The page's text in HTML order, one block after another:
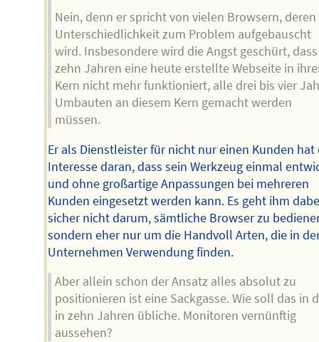
Nein, denn er spricht von vielen Browsern, deren
Unterschiedlichkeit zum Problem aufgebauscht
wird. Insbesondere wird die Angst geschürt,
zehn Jahren eine heute erstellte Webseite in
Kern nicht mehr funktioniert, alle drei bis vier
Umbauten an diesem Kern gemacht werden
müssen.
Er als Dienstleister für nicht nur einen Kunden hat
Interesse daran, dass sein Werkzeug einmal
und ohne großartige Anpassungen bei mehreren
Kunden eingesetzt werden kann. Es geht ihm
sicher nicht darum, sämtliche Browser zu
sondern eher nur um die Handvoll Arten, die in
Unternehmen Verwendung finden.
Aber allein schon der Ansatz alles absolut zu
positionieren ist eine Sackgasse. Wie soll das in
in zehn Jahren übliche. Monitoren vernünftig
aussehen?